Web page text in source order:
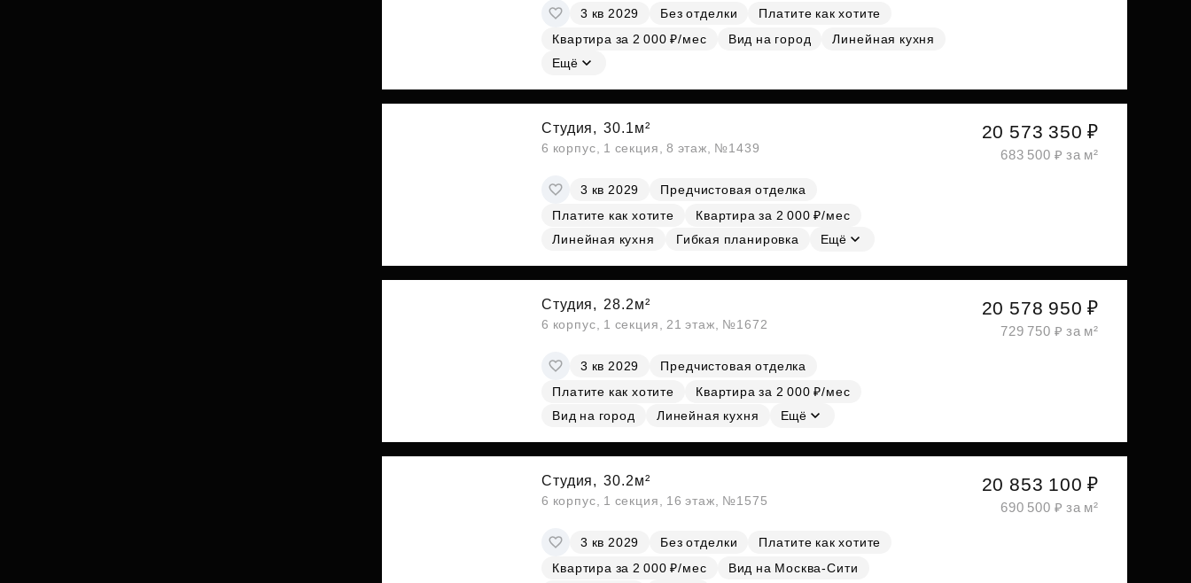
3 кв 2029 Без отделки
Платите как хотите
Квартира за 2 000 ₽/мес
Вид на город
Линейная кухня
Ещё
Студия, 30.1м²
6 корпус, 1 секция, 8 этаж, №1439
3 кв 2029
Предчистовая отделка
Платите как хотите
Квартира за 2 000 ₽/мес
Линейная кухня
Гибкая планировка Ещё
20 573 350 ₽
683 500 ₽ за м²
Студия, 28.2м²
6 корпус, 1 секция, 21 этаж, №1672
3 кв 2029
Предчистовая отделка
Платите как хотите
Квартира за 2 000 ₽/мес
Вид на город
Линейная кухня Ещё
20 578 950 ₽
729 750 ₽ за м²
Студия, 30.2м²
6 корпус, 1 секция, 16 этаж, №1575
3 кв 2029 Без отделки
Платите как хотите
Квартира за 2 000 ₽/мес
Вид на Москва-Сити
20 853 100 ₽
690 500 ₽ за м²